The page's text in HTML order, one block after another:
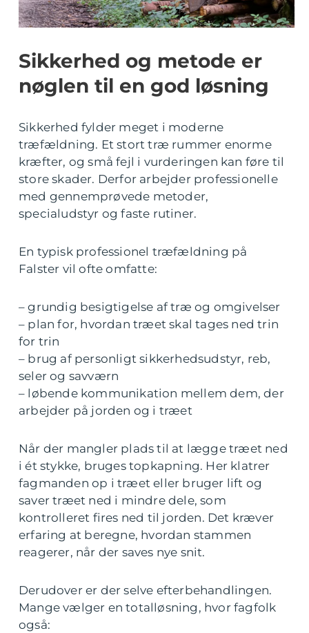
Sikkerhed og metode er
nøglen til en god løsning
Sikkerhed fylder meget i moderne
træfældning. Et stort træ rummer enorme
kræfter, og små fejl i vurderingen kan føre til
store skader. Derfor arbejder professionelle
med gennemprøvede metoder,
specialudstyr og faste rutiner.
En typisk professionel træfældning på
Falster vil ofte omfatte:
– grundig besigtigelse af træ og omgivelser
– plan for, hvordan træet skal tages ned trin
for trin
– brug af personligt sikkerhedsudstyr, reb,
seler og savværn
– løbende kommunikation mellem dem, der
arbejder på jorden og i træet
Når der mangler plads til at lægge træet ned
i ét stykke, bruges topkapning. Her klatrer
fagmanden op i træet eller bruger lift og
saver træet ned i mindre dele, som
kontrolleret fires ned til jorden. Det kræver
erfaring at beregne, hvordan stammen
reagerer, når der saves nye snit.
Derudover er der selve efterbehandlingen.
Mange vælger en totalløsning, hvor fagfolk
også: